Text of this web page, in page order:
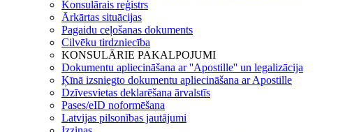
Konsulārais reģistrs
Ārkārtas situācijas
Pagaidu ceļošanas dokuments
Cilvēku tirdzniecība
KONSULĀRIE PAKALPOJUMI
Dokumentu apliecināšana ar ''Apostille'' un legalizācija
Ķīnā izsniegto dokumentu apliecināšana ar Apostille
Dzīvesvietas deklarēšana ārvalstīs
Pases/eID noformēšana
Latvijas pilsonības jautājumi